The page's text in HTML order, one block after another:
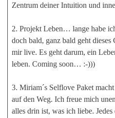
Zentrum deiner Intuition und
2. Projekt Leben… lange habe
doch bald, ganz bald geht
mir live. Es geht darum, ein
leben. Coming soon… :-)))
3. Miriam´s Selflove Paket
auf den Weg. Ich freue mich
alles drin ist, was ich liebe.